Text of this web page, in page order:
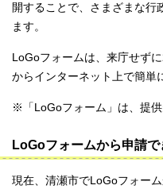
開することで、さまざまな行
ます。
LoGoフォームは、来庁せず
からインターネット上で簡単
※「LoGoフォーム」は、提供
LoGoフォームから申請
現在、清瀬市でLoGoフォー